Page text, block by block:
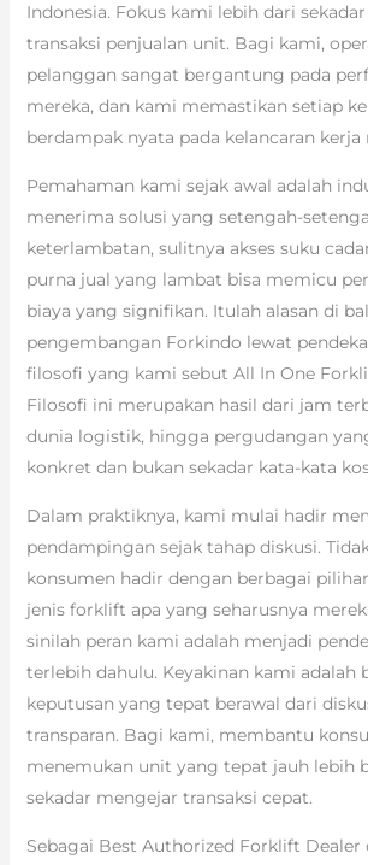
Indonesia. Fokus kami lebih dari
transaksi penjualan unit. Bagi kami,
pelanggan sangat bergantung pada
mereka, dan kami memastikan setiap
berdampak nyata pada kelancaran kerja
Pemahaman kami sejak awal adalah
menerima solusi yang setengah-
keterlambatan, sulitnya akses suku
purna jual yang lambat bisa memicu
biaya yang signifikan. Itulah alasan di
pengembangan Forkindo lewat
filosofi yang kami sebut All In One
Filosofi ini merupakan hasil dari jam
dunia logistik, hingga pergudangan
konkret dan bukan sekadar kata-kata
Dalam praktiknya, kami mulai hadir
pendampingan sejak tahap diskusi.
konsumen hadir dengan berbagai
jenis forklift apa yang seharusnya
sinilah peran kami adalah menjadi
terlebih dahulu. Keyakinan kami adalah
keputusan yang tepat berawal dari
transparan. Bagi kami, membantu
menemukan unit yang tepat jauh lebih
sekadar mengejar transaksi cepat.
Sebagai Best Authorized Forklift Dealer